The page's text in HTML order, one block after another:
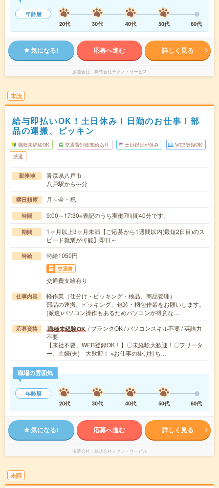
年齢層
20代
30代 40代 50代 60代
気になる! 応募へ進む 詳しく見る
派遣会社 株式会社テクノ・サービス
未読
給与即払いOK！土日休み！日勤のお仕事！部
品の運搬、ピッキン
職種未経験OK 交通費別途支給あり 土日祝日が休み WEB登録OK
派遣
勤務地
青森県八戸市
八戸駅から---分
曜日頻度 月～金・祝
時間 9:00～17:30※表記のうち実働7時間40分です。
期間
1ヶ月以上3ヶ月未満【ご応募から1週間以内(最短2日目)のス
ピード就業が可能】即日～
時給 時給1050円
交通費
交通費支給有り
仕事内容
軽作業（仕分け・ピッキング・検品、商品管理）
部品の運搬、ピッキング、包装・梱包作業をお願いします。
(派遣)パソコン操作もあるためパソコンが得意な…
応募資格 職種未経験OK / ブランクOK / パソコンスキル不要 / 英語力
不要
【来社不要、WEB登録OK！】〇未経験大歓迎！〇フリータ
ー、主婦(夫) 大歓迎！ ※お仕事の掛け持ち…
職場の雰囲気
年齢層
20代
30代 40代 50代 60代
気になる! 応募へ進む 詳しく見る
派遣会社 株式会社テクノ・サービス
未読